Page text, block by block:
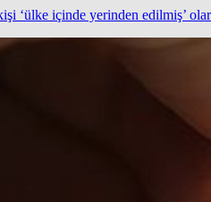
‘ülke içinde yerinden edilmiş’